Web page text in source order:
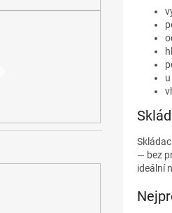
— bez
ideální